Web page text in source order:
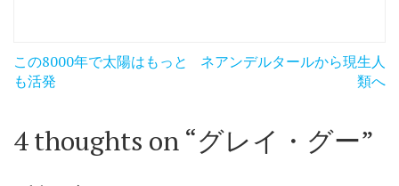
投
稿
ビ
この8000年で太陽はもっと
も活発
ネアンデルタールから現生人
類へ
4 thoughts on “グレイ・グー”